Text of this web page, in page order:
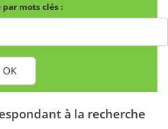
par mots clés :
OK
à la recherche